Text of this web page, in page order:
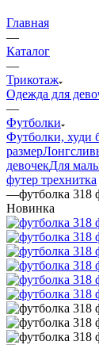
Главная
—
Каталог
—
Трикотаж
Одежда для
—
Футболки
Футболки, худи
размер
девочекДля
футер трехнитка
—футболка 318
Новинка